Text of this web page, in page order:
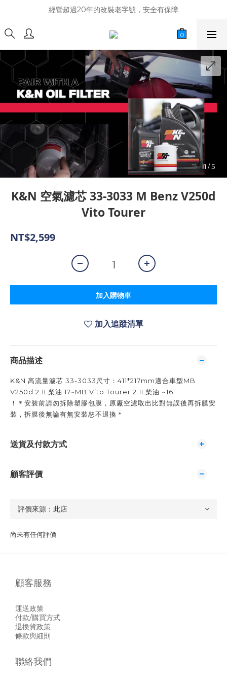
商品庫存變動快速，難免庫存不同步，建議購買之前先詢問貨況
經營超過20年的改裝老字號，安全有保障
商品庫存變動快速，難免庫存不同步，建議購買之前先詢問貨況
K&N 空氣濾芯 33-3033 M Benz V250d
Vito Tourer
NT$2,599
加入購物車
加入追蹤清單
商品描述
K&N 高流量濾芯 33-3033尺寸：411*217mm適合車型MB
V250d 2.1L柴油 17~MB Vito Tourer 2.1L柴油 ~16
！＊安裝前請勿拆除塑膠包膜，原廠空濾取出比對無誤後再拆膜安
裝，拆膜後無論有無安裝恕不退換＊
送貨及付款方式
顧客評價
尚未有任何評價
顧客服務
運送政策
付款/購買方式
退換貨政策
條款與細則
聯絡我們